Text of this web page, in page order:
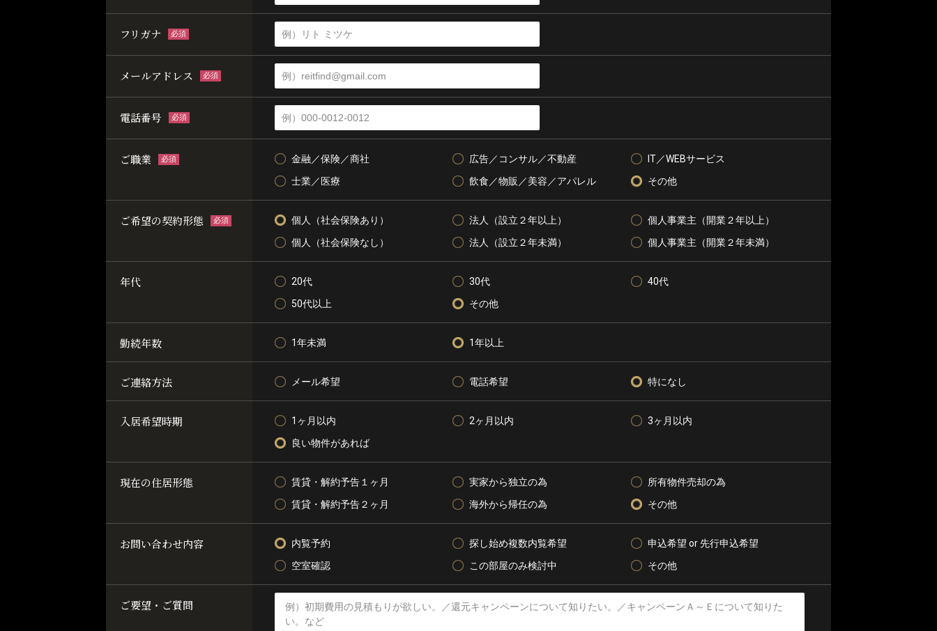
フリガナ 必須
メールアドレス 必須
電話番号 必須
ご職業 必須 金融／保険／商社 広告／コンサル／不動産
IT／WEBサービス
士業／医療
飲食／物販／美容／アパレル その他
ご希望の契約形態 必須 個人（社会保険あり） 法人（設立２年以上）
個人事業主（開業２年以上）
個人（社会保険なし）
法人（設立２年未満） 個人事業主（開業２年未満）
年代 20代 30代
40代
50代以上
その他
勤続年数 1年未満 1年以上
ご連絡方法 メール希望 電話希望 特になし
入居希望時期 1ヶ月以内 2ヶ月以内
3ヶ月以内
良い物件があれば
現在の住居形態 賃貸・解約予告１ヶ月 実家から独立の為
所有物件売却の為
賃貸・解約予告２ヶ月
海外から帰任の為 その他
お問い合わせ内容 内覧予約 探し始め複数内覧希望
申込希望 or 先行申込希望
空室確認
この部屋のみ検討中 その他
ご要望・ご質問